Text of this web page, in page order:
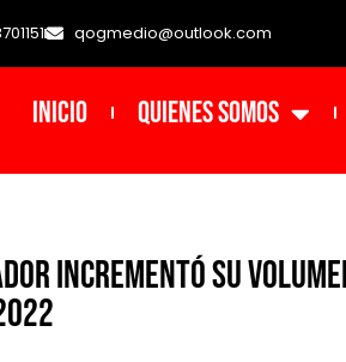
qogmedio@outlook.com
INICIO Quienes Somos
incrementó su